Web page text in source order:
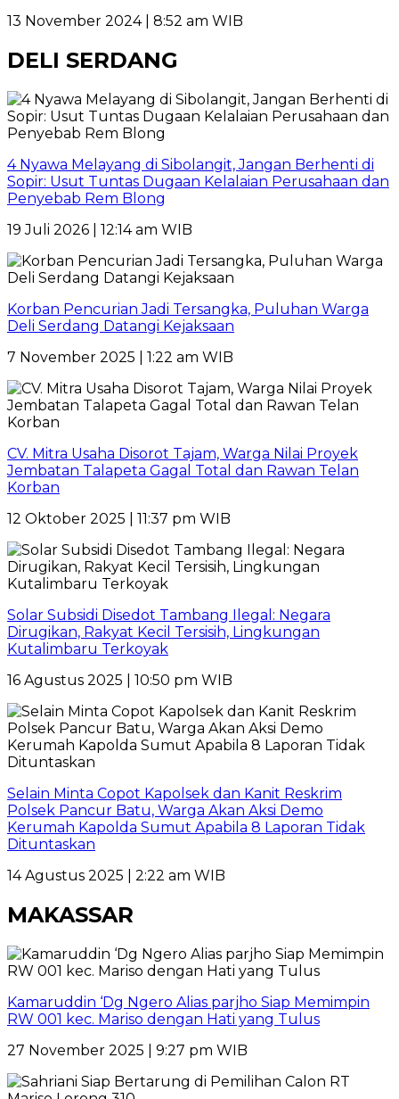
13 November 2024 | 8:52 am WIB
DELI SERDANG
4 Nyawa Melayang di Sibolangit, Jangan Berhenti di
Sopir: Usut Tuntas Dugaan Kelalaian Perusahaan dan
Penyebab Rem Blong
19 Juli 2026 | 12:14 am WIB
Korban Pencurian Jadi Tersangka, Puluhan Warga
Deli Serdang Datangi Kejaksaan
7 November 2025 | 1:22 am WIB
CV. Mitra Usaha Disorot Tajam, Warga Nilai Proyek
Jembatan Talapeta Gagal Total dan Rawan Telan
Korban
12 Oktober 2025 | 11:37 pm WIB
Solar Subsidi Disedot Tambang Ilegal: Negara
Dirugikan, Rakyat Kecil Tersisih, Lingkungan
Kutalimbaru Terkoyak
16 Agustus 2025 | 10:50 pm WIB
Selain Minta Copot Kapolsek dan Kanit Reskrim
Polsek Pancur Batu, Warga Akan Aksi Demo
Kerumah Kapolda Sumut Apabila 8 Laporan Tidak
Dituntaskan
14 Agustus 2025 | 2:22 am WIB
MAKASSAR
Kamaruddin ‘Dg Ngero Alias parjho Siap Memimpin
RW 001 kec. Mariso dengan Hati yang Tulus
27 November 2025 | 9:27 pm WIB